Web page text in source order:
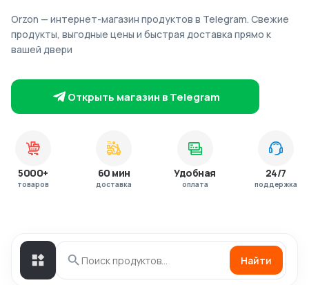
Orzon — интернет-магазин продуктов в Telegram. Свежие
продукты, выгодные цены и быстрая доставка прямо к
вашей двери
Открыть магазин в Telegram
5000+
товаров
60 мин
доставка
Удобная
оплата
24/7
поддержка
Найти